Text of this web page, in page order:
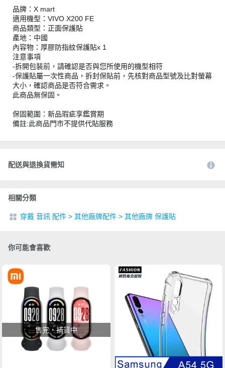
品牌：X mart
適用機型：VIVO X200 FE
商品類型：正面保護貼
產地：中國
內容物：厚膠防指紋保護貼x 1
注意事項
-拆開包裝前，請確認是否與您所使用的機型相符
-保護貼屬一次性商品，拆封保貼前，先核對商品型號及比對螢幕
大小，確認商品是否符合需求。
此商品無保固。
保固範圍：新品瑕疵享鑑賞期
備註:此商品門市不提供代貼服務
配送與退換貨需知
相關分類
穿戴 音訊 配件 > 其他廠牌配件 > 其他廠牌 保護貼
你可能會喜歡
售完，補貨中